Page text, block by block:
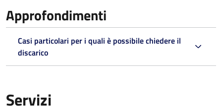
Approfondimenti
Casi particolari per i quali è possibile chiedere il
discarico
Servizi